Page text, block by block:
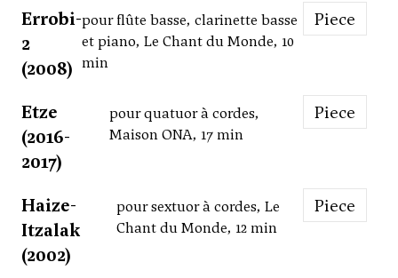
Errobi-
2
(2008)
pour flûte basse, clarinette basse
et piano, Le Chant du Monde, 10
min
Piece
Etze
(2016-
2017)
pour quatuor à cordes,
Maison ONA, 17 min
Piece
Haize-
Itzalak
(2002)
pour sextuor à cordes, Le
Chant du Monde, 12 min
Piece